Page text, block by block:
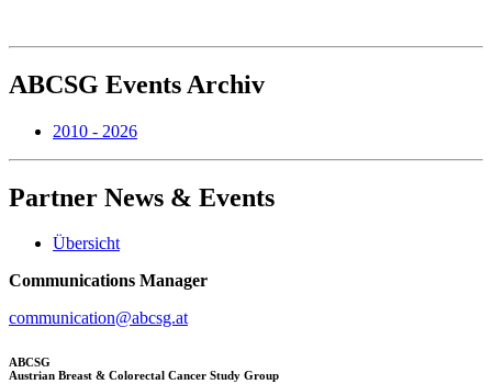
ABCSG Events Archiv
2010 - 2026
Partner News & Events
Übersicht
Communications Manager
communication@abcsg.at
ABCSG
Austrian Breast & Colorectal Cancer Study Group